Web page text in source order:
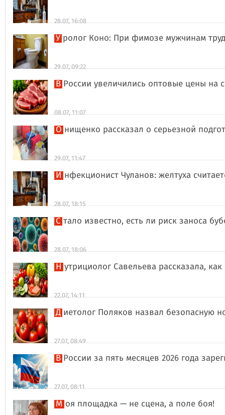
28.07, 16:08
Уролог Коно: При фимозе мужчинам
29.07, 09:22
В России увеличились оптовые цены на
08.07, 11:07
Онищенко рассказал о серьезной
29.07, 11:47
Инфекционист Чуланов: желтуха
28.07, 18:15
Стало известно, есть ли риск заноса
28.07, 18:06
Нутрициолог Савельева рассказала,
22.07, 14:11
Диетолог Поляков назвал безопасную
27.07, 08:49
В России за пять месяцев 2026 года
27.07, 08:11
Моя площадка — не сцена, а поле боя!